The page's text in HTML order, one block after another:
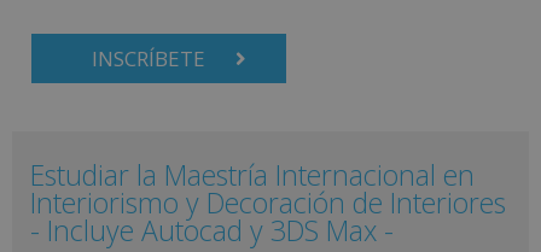
INSCRÍBETE
Estudiar la Maestría Internacional en
Interiorismo y Decoración de Interiores
- Incluye Autocad y 3DS Max -